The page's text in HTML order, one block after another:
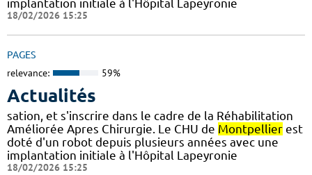
implantation initiale à l'Hôpital Lapeyronie
18/02/2026 15:25
PAGES
relevance: 59%
Actualités
sation, et s'inscrire dans le cadre de la Réhabilitation
Améliorée Apres Chirurgie. Le CHU de Montpellier est
doté d'un robot depuis plusieurs années avec une
implantation initiale à l'Hôpital Lapeyronie
18/02/2026 15:25